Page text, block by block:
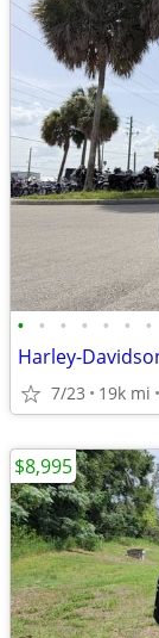
• • • • • • •
7/23 19k mi
$8,995